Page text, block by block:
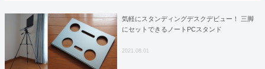
気軽にスタンディングデスクデビュー！ 三脚
にセットできるノートPCスタンド
2021.08.01